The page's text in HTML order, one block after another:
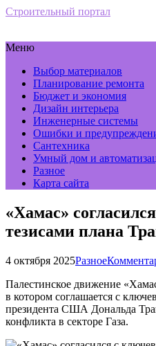
Строительный портал
Меню
Выбор материалов
Планирование ремонта
Бюджет и экономия
Дизайн интерьера
Инженерные системы
Ошибки и
Сантехника
Умный дом и
Разное
Карта сайта
«Хамас»
тезисами плана
4 октября 2025Разное
Палестинское движение
в котором соглашается с
президента США Дональда
конфликта в секторе Газа.